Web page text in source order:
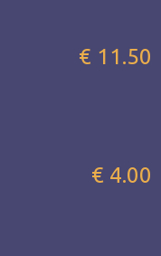
€ 11.50
€ 4.00